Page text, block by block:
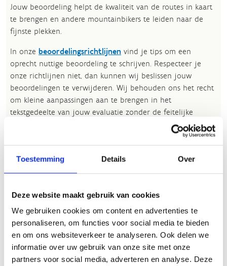
Toestemming Details Over
Deze website maakt gebruik van cookies
We gebruiken cookies om content en advertenties te
personaliseren, om functies voor social media te bieden
en om ons websiteverkeer te analyseren. Ook delen we
informatie over uw gebruik van onze site met onze
partners voor social media, adverteren en analyse. Deze
Jouw beoordeling helpt de kwaliteit van de routes in kaart
te brengen en andere mountainbikers te leiden naar de
fijnste plekken.
In onze beoordelingsrichtlijnen vind je tips om een
oprecht nuttige beoordeling te schrijven. Respecteer je
onze richtlijnen niet, dan kunnen wij beslissen jouw
beoordelingen te verwijderen. Wij behouden ons het recht
om kleine aanpassingen aan te brengen in het
tekstgedeelte van jouw evaluatie zonder de feitelijke
inhoud ervan te veranderen, bijvoorbeeld om taalfouten
Voor meer informatie over onze routestructuren, neem een
hetRoutemeldpunt.
Heb je een vraag, contacteer ons via
sportievevrijetijd@sport.vlaanderen.​